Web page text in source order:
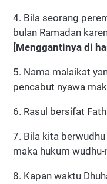
4. Bila seorang
bulan Ramadan
[Menggantinya di
5. Nama malaikat
pencabut nyawa
6. Rasul bersifat
7. Bila kita
maka hukum
8. Kapan waktu